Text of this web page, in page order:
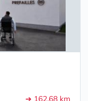
➔ 162.68 km